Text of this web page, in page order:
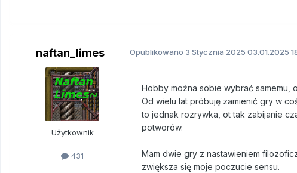
naftan_limes
Użytkownik
431
Opublikowano 3 Stycznia 2025 03.01.2025
Hobby można sobie wybrać samemu,
Od wielu lat próbuję zamienić gry w
to jednak rozrywka, ot tak zabijanie
potworów.
Mam dwie gry z nastawieniem
zwiększa się moje poczucie sensu.